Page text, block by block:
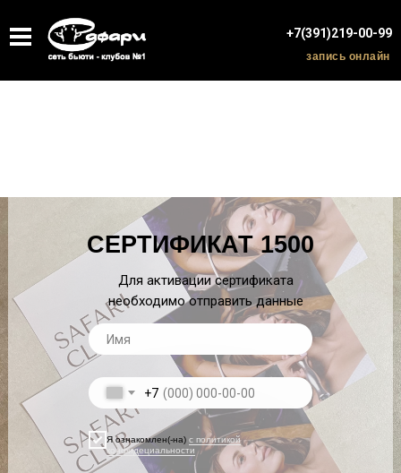
+7(391)219-00-99
запись онлайн
+7
Я ознакомлен(-на) с политикой
конфидециальности
Для активации сертификата
необходимо отправить данные
СЕРТИФИКАТ 1500